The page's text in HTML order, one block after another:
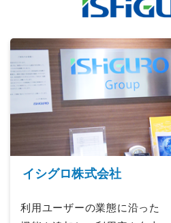
イシグロ株式会社
利用ユーザーの業態に沿った